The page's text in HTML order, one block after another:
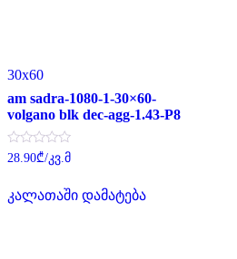
30x60
am sadra-1080-1-30×60-
volgano blk dec-agg-1.43-P8
შეფასება
0
5-
დან
28.90₾/კვ.მ
კალათაში დამატება